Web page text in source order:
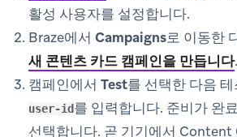
활성 사용자를 설정합니다.
Braze에서 Campaigns로 이동한
새 콘텐츠 카드 캠페인을 만듭니다.
캠페인에서 Test를 선택한 다음
user-id를 입력합니다. 준비가 완
선택합니다. 곧 기기에서 Content